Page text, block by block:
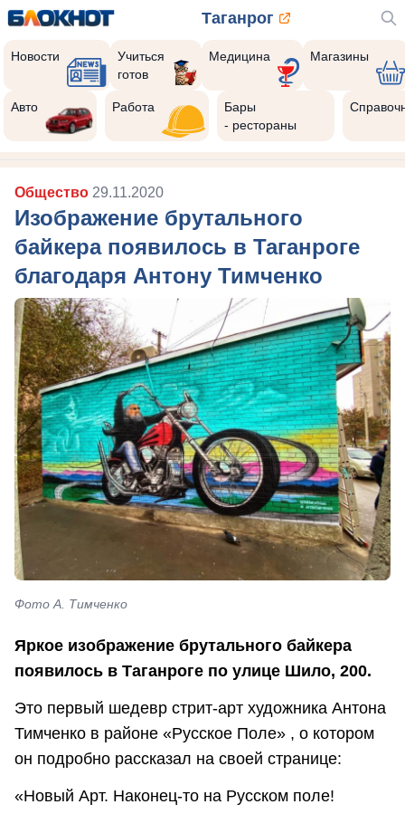
Таганрог
Новости
Учиться
готов
Медицина Магазины
Авто Работа
Бары
- рестораны
Общество 29.11.2020
Изображение брутального
байкера появилось в Таганроге
благодаря Антону Тимченко
Фото А. Тимченко
Яркое изображение брутального байкера
появилось в Таганроге по улице Шило, 200.
Это первый шедевр стрит-арт художника Антона
Тимченко в районе «Русское Поле» , о котором
он подробно рассказал на своей странице:
«Новый Арт. Наконец-то на Русском поле!